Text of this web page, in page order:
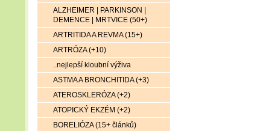
ALZHEIMER | PARKINSON |
DEMENCE | MRTVICE (50+)
ARTRITIDA A REVMA (15+)
ARTRÓZA (+10)
..nejlepší kloubní výživa
ASTMA A BRONCHITIDA (+3)
ATEROSKLERÓZA (+2)
ATOPICKÝ EKZÉM (+2)
BORELIÓZA (15+ článků)